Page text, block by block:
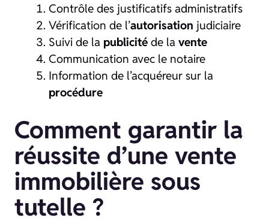
Contrôle des justificatifs administratifs
Vérification de l’autorisation judiciaire
Suivi de la publicité de la vente
Communication avec le notaire
Information de l’acquéreur sur la
procédure
Comment garantir la
réussite d’une vente
immobilière sous
tutelle ?